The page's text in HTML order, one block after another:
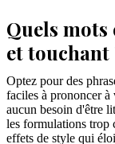
Quels
et touchant
Optez pour des
faciles à prononcer à
aucun besoin d'être
les formulations trop
effets de style qui